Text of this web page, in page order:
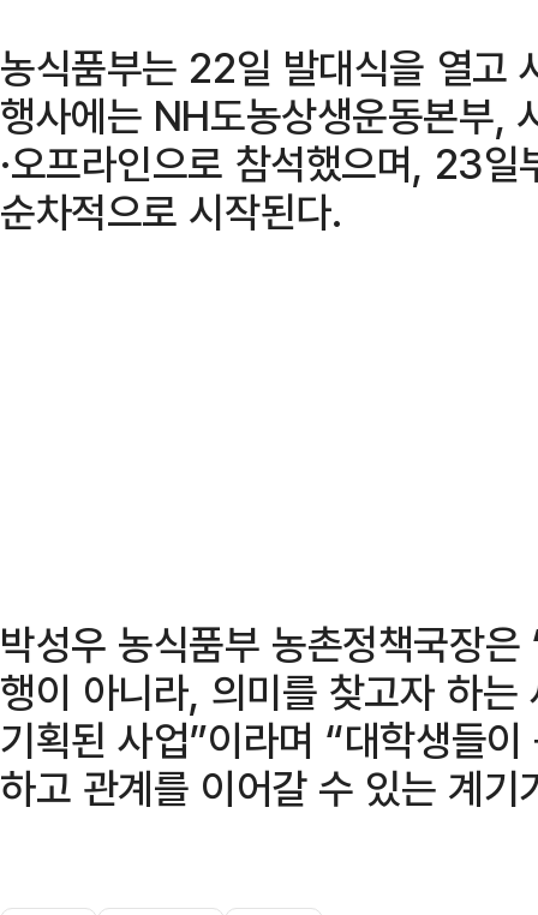
농식품부는 22일 발대식을 열고
행사에는 NH도농상생운동본부,
·오프라인으로 참석했으며, 23
순차적으로 시작된다.
박성우 농식품부 농촌정책국장
행이 아니라, 의미를 찾고자 하
기획된 사업”이라며 “대학생들
하고 관계를 이어갈 수 있는 계